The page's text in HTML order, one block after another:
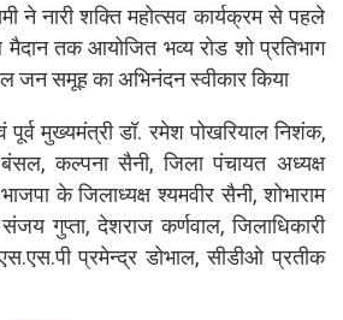
ने नारी शक्ति महोत्सव कार्यक्रम से पहले
तक आयोजित भव्य रोड शो प्रतिभाग
जन समूह का अभिनंदन स्वीकार किया
मुख्यमंत्री डॉ. रमेश पोखरियाल निशंक,
कल्पना सैनी, जिला पंचायत अध्यक्ष
भाजपा के जिलाध्यक्ष श्यमवीर सैनी, शोभाराम
गुप्ता, देशराज कर्णवाल, जिलाधिकारी
एस.एस.पी प्रमेन्द्र डोभाल, सीडीओ प्रतीक